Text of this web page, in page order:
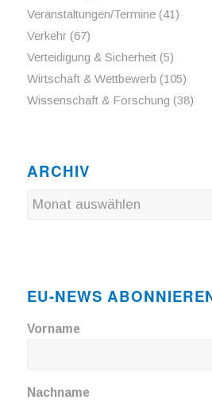
Veranstaltungen/Termine(41)
Verkehr(67)
Verteidigung & Sicherheit(5)
Wirtschaft & Wettbewerb (105)
Wissenschaft & Forschung (38)
ARCHIV
EU-NEWS
Vorname
Nachname